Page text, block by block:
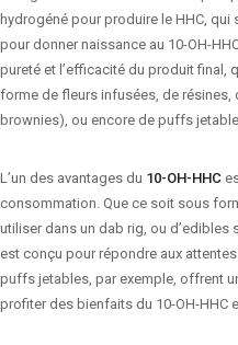
hydrogéné pour produire le HHC, qui
pour donner naissance au 10-OH-
pureté et l’efficacité du produit final,
forme de fleurs infusées, de
brownies), ou encore de puffs
L’un des avantages du 10-OH-HHC
consommation. Que ce soit sous
utiliser dans un dab rig, ou d’edibles
est conçu pour répondre aux
puffs jetables, par exemple, offrent
profiter des bienfaits du 10-OH-HHC